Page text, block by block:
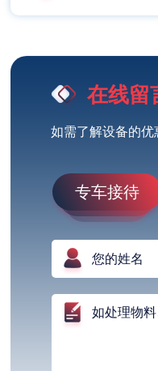
在线留
如需了解设备的优
专车接待